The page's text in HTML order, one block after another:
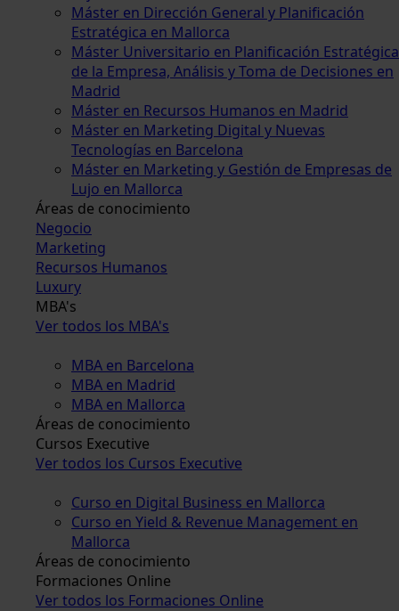
Máster en Dirección General y Planificación
Estratégica en Mallorca
Máster Universitario en Planificación Estratégica
de la Empresa, Análisis y Toma de Decisiones en
Madrid
Máster en Recursos Humanos en Madrid
Máster en Marketing Digital y Nuevas
Tecnologías en Barcelona
Máster en Marketing y Gestión de Empresas de
Lujo en Mallorca
Áreas de conocimiento
Negocio
Marketing
Recursos Humanos
Luxury
MBA's
Ver todos los MBA's
MBA en Barcelona
MBA en Madrid
MBA en Mallorca
Áreas de conocimiento
Cursos Executive
Ver todos los Cursos Executive
Curso en Digital Business en Mallorca
Curso en Yield & Revenue Management en
Mallorca
Áreas de conocimiento
Formaciones Online
Ver todos los Formaciones Online